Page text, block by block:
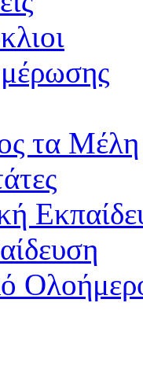
τα Μέλη